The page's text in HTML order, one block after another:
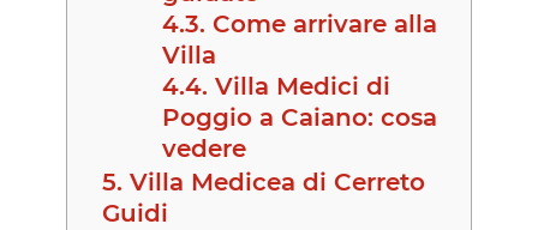
4.3. Come arrivare alla
Villa
4.4. Villa Medici di
Poggio a Caiano: cosa
vedere
5. Villa Medicea di Cerreto
Guidi